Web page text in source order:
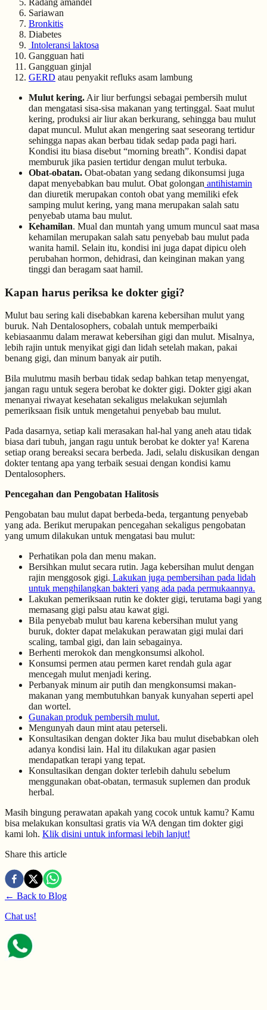
Radang amandel
Sariawan
Bronkitis
Diabetes
Intoleransi laktosa
Gangguan hati
Gangguan ginjal
GERD atau penyakit refluks asam lambung
Mulut kering. Air liur berfungsi sebagai pembersih mulut
dan mengatasi sisa-sisa makanan yang tertinggal. Saat mulut
kering, produksi air liur akan berkurang, sehingga bau mulut
dapat muncul. Mulut akan mengering saat seseorang tertidur
sehingga napas akan berbau tidak sedap pada pagi hari.
Kondisi itu biasa disebut “morning breath”. Kondisi dapat
memburuk jika pasien tertidur dengan mulut terbuka.
Obat-obatan. Obat-obatan yang sedang dikonsumsi juga
dapat menyebabkan bau mulut. Obat golongan antihistamin
dan diuretik merupakan contoh obat yang memiliki efek
samping mulut kering, yang mana merupakan salah satu
penyebab utama bau mulut.
Kehamilan. Mual dan muntah yang umum muncul saat masa
kehamilan merupakan salah satu penyebab bau mulut pada
wanita hamil. Selain itu, kondisi ini juga dapat dipicu oleh
perubahan hormon, dehidrasi, dan keinginan makan yang
tinggi dan beragam saat hamil.
Kapan harus periksa ke dokter gigi?
Mulut bau sering kali disebabkan karena kebersihan mulut yang
buruk. Nah Dentalosophers, cobalah untuk memperbaiki
kebiasaanmu dalam merawat kebersihan gigi dan mulut. Misalnya,
lebih rajin untuk menyikat gigi dan lidah setelah makan, pakai
benang gigi, dan minum banyak air putih.
Bila mulutmu masih berbau tidak sedap bahkan tetap menyengat,
jangan ragu untuk segera berobat ke dokter gigi. Dokter gigi akan
menanyai riwayat kesehatan sekaligus melakukan sejumlah
pemeriksaan fisik untuk mengetahui penyebab bau mulut.
Pada dasarnya, setiap kali merasakan hal-hal yang aneh atau tidak
biasa dari tubuh, jangan ragu untuk berobat ke dokter ya! Karena
setiap orang bereaksi secara berbeda. Jadi, selalu diskusikan dengan
dokter tentang apa yang terbaik sesuai dengan kondisi kamu
Dentalosophers.
Pencegahan dan Pengobatan Halitosis
Pengobatan bau mulut dapat berbeda-beda, tergantung penyebab
yang ada. Berikut merupakan pencegahan sekaligus pengobatan
yang umum dilakukan untuk mengatasi bau mulut:
Perhatikan pola dan menu makan.
Bersihkan mulut secara rutin. Jaga kebersihan mulut dengan
rajin menggosok gigi. Lakukan juga pembersihan pada lidah
untuk menghilangkan bakteri yang ada pada permukaannya.
Lakukan pemeriksaan rutin ke dokter gigi, terutama bagi yang
memasang gigi palsu atau kawat gigi.
Bila penyebab mulut bau karena kebersihan mulut yang
buruk, dokter dapat melakukan perawatan gigi mulai dari
scaling, tambal gigi, dan lain sebagainya.
Berhenti merokok dan mengkonsumsi alkohol.
Konsumsi permen atau permen karet rendah gula agar
mencegah mulut menjadi kering.
Perbanyak minum air putih dan mengkonsumsi makan-
makanan yang membutuhkan banyak kunyahan seperti apel
dan wortel.
Gunakan produk pembersih mulut.
Mengunyah daun mint atau peterseli.
Konsultasikan dengan dokter Jika bau mulut disebabkan oleh
adanya kondisi lain. Hal itu dilakukan agar pasien
mendapatkan terapi yang tepat.
Konsultasikan dengan dokter terlebih dahulu sebelum
menggunakan obat-obatan, termasuk suplemen dan produk
herbal.
Masih bingung perawatan apakah yang cocok untuk kamu? Kamu
bisa melakukan konsultasi gratis via WA dengan tim dokter gigi
kami loh. Klik disini untuk informasi lebih lanjut!
Share this article
← Back to Blog
Chat us!